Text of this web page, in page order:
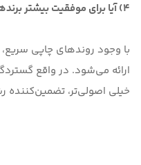
4) آیا برای موفقیت بیشتر برندها، نیاز به چاپ یکروزه است؟
با وجود روندهای چاپی
ارائه می‌شود. در واقع
خیلی اصولی‌تر،